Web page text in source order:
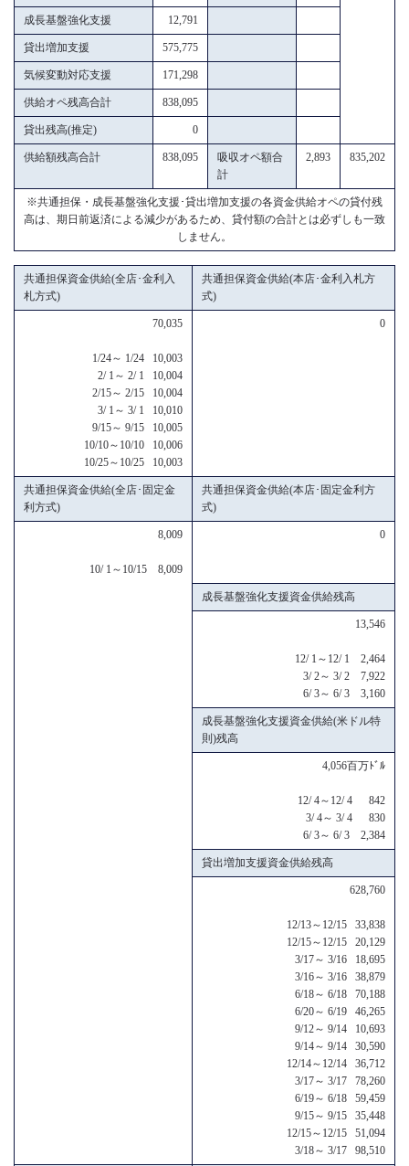
成長基盤強化支援 12,791
貸出増加支援 575,775
気候変動対応支援 171,298
供給オペ残高合計 838,095
貸出残高(推定) 0
供給額残高合計 838,095
吸収オペ額合
計
2,893 835,202
※共通担保・成長基盤強化支援･貸出増加支援の各資金供給オペの貸付残
高は、期日前返済による減少があるため、貸付額の合計とは必ずしも一致
しません。
共通担保資金供給(全店･金利入
札方式)
共通担保資金供給(本店･金利入札方
式)
70,035
1/24～ 1/24 10,003
2/ 1～ 2/ 1 10,004
2/15～ 2/15 10,004
3/ 1～ 3/ 1 10,010
9/15～ 9/15 10,005
10/10～10/10 10,006
10/25～10/25 10,003
0
共通担保資金供給(全店･固定金
利方式)
共通担保資金供給(本店･固定金利方
式)
8,009
10/ 1～10/15 8,009
0
成長基盤強化支援資金供給残高
13,546
12/ 1～12/ 1 2,464
3/ 2～ 3/ 2 7,922
6/ 3～ 6/ 3 3,160
成長基盤強化支援資金供給(米ドル特
則)残高
4,056百万ﾄﾞﾙ
12/ 4～12/ 4 842
3/ 4～ 3/ 4 830
6/ 3～ 6/ 3 2,384
貸出増加支援資金供給残高
628,760
12/13～12/15 33,838
12/15～12/15 20,129
3/17～ 3/16 18,695
3/16～ 3/16 38,879
6/18～ 6/18 70,188
6/20～ 6/19 46,265
9/12～ 9/14 10,693
9/14～ 9/14 30,590
12/14～12/14 36,712
3/17～ 3/17 78,260
6/19～ 6/18 59,459
9/15～ 9/15 35,448
12/15～12/15 51,094
3/18～ 3/17 98,510